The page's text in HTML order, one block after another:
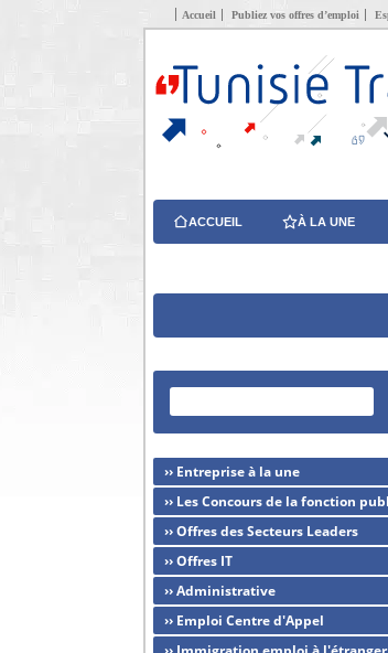
Accueil Publiez vos offres d’emploi
ACCUEIL À LA UNE
›› Entreprise à la une
›› Les Concours de la fonction
›› Offres des Secteurs Leaders
›› Offres IT
›› Administrative
›› Emploi Centre d'Appel